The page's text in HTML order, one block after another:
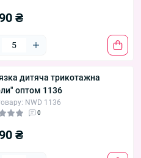
₴
дитяча трикотажна
оптом 1136
NWD 1136
0
₴